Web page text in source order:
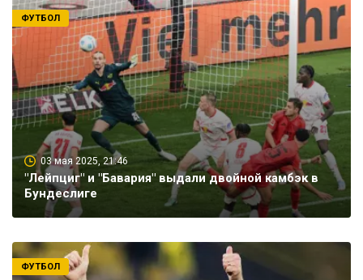
03 мая 2025, 21:46
"Лейпциг" и "Бавария" выдали двойной камбэк в
Бундеслиге
ФУТБОЛ
ФУТБОЛ